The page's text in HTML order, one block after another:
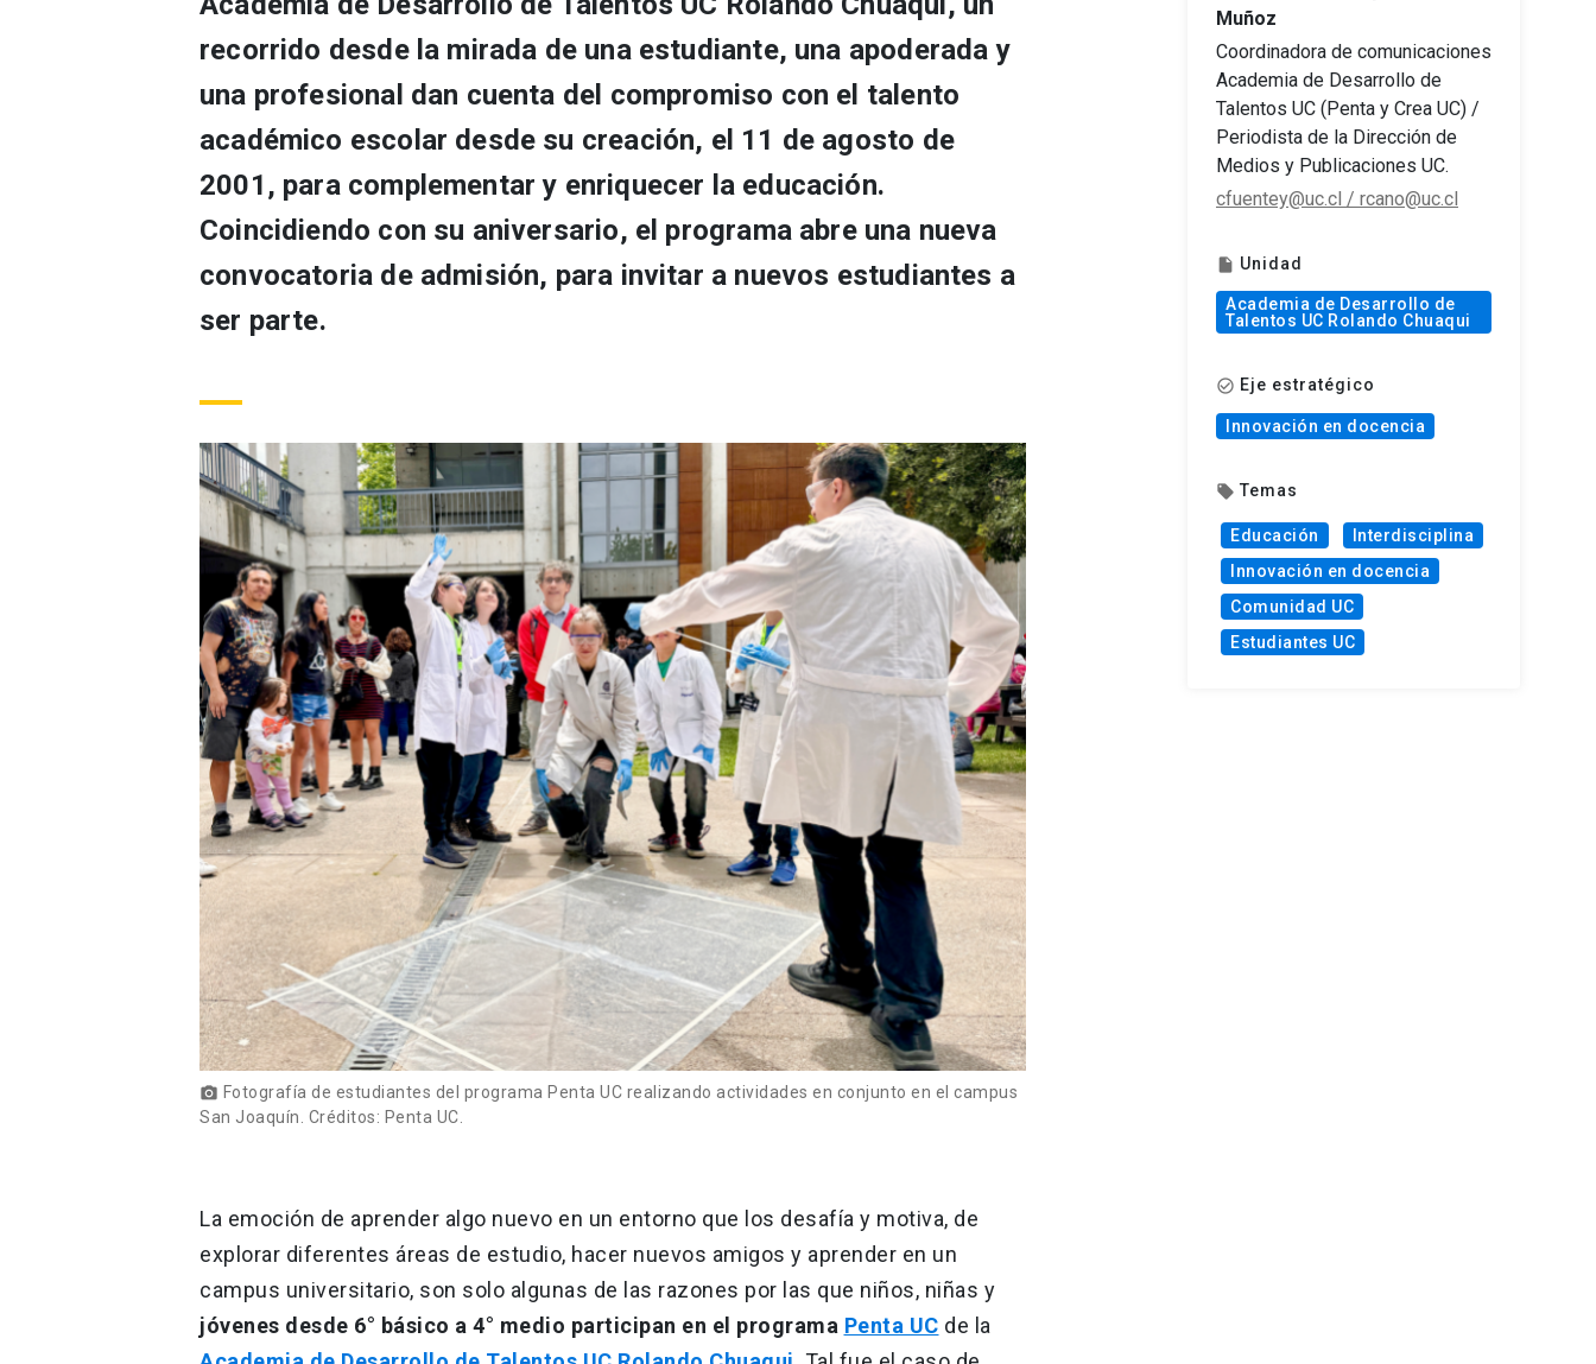
recorrido desde la mirada de una estudiante, una apoderada y
una profesional dan cuenta del compromiso con el talento
académico escolar desde su creación, el 11 de agosto de
2001, para complementar y enriquecer la educación.
Coincidiendo con su aniversario, el programa abre una nueva
convocatoria de admisión, para invitar a nuevos estudiantes a
ser parte.
photo_camera Fotografía de estudiantes del programa Penta UC realizando actividades en conjunto en el campus
San Joaquín. Créditos: Penta UC.
La emoción de aprender algo nuevo en un entorno que los desafía y motiva, de
explorar diferentes áreas de estudio, hacer nuevos amigos y aprender en un
campus universitario, son solo algunas de las razones por las que niños, niñas y
jóvenes desde 6° básico a 4° medio participan en el programa Penta UC de la
Muñoz
Coordinadora de comunicaciones
Academia de Desarrollo de
Talentos UC (Penta y Crea UC) /
Periodista de la Dirección de
Medios y Publicaciones UC.
cfuentey@uc.cl / rcano@uc.cl
insert_drive_file Unidad
Academia de Desarrollo de
Talentos UC Rolando Chuaqui
check_circle_outline Eje estratégico
Innovación en docencia
local_offer Temas
Educación
Interdisciplina
Innovación en docencia
Comunidad UC
Estudiantes UC